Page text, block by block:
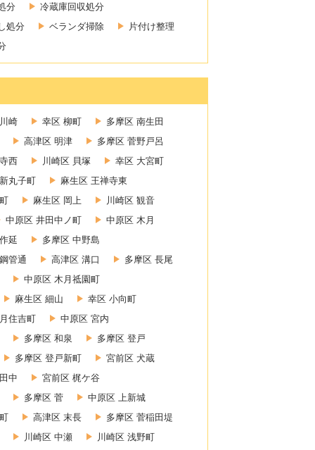
分
冷蔵庫回収処分
処分 ベランダ掃除
片付け整理
崎 幸区 柳町
多摩区 南生田
高津区 明津
多摩区 菅野戸呂
西 川崎区 貝塚
幸区 大宮町
丸子町
麻生区 王禅寺東
麻生区 岡上
川崎区 観音
中原区 井田中ノ町
中原区 木月
延
多摩区 中野島
管通 高津区 溝口
多摩区 長尾
中原区 木月祗園町
麻生区 細山
幸区 小向町
住吉町
中原区 宮内
多摩区 和泉
多摩区 登戸
多摩区 登戸新町
宮前区 犬蔵
中
宮前区 梶ケ谷
多摩区 菅
中原区 上新城
高津区 末長
多摩区 菅稲田堤
川崎区 中瀬
川崎区 浅野町